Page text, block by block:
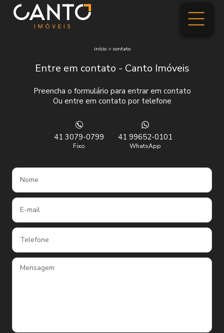
início> contato
Entre em contato - Canto Imóveis
Preencha o formulário para entrar em contato
Ou entre em contato por telefone
41 3079-0799
Fixo
41 99652-0101
WhatsApp